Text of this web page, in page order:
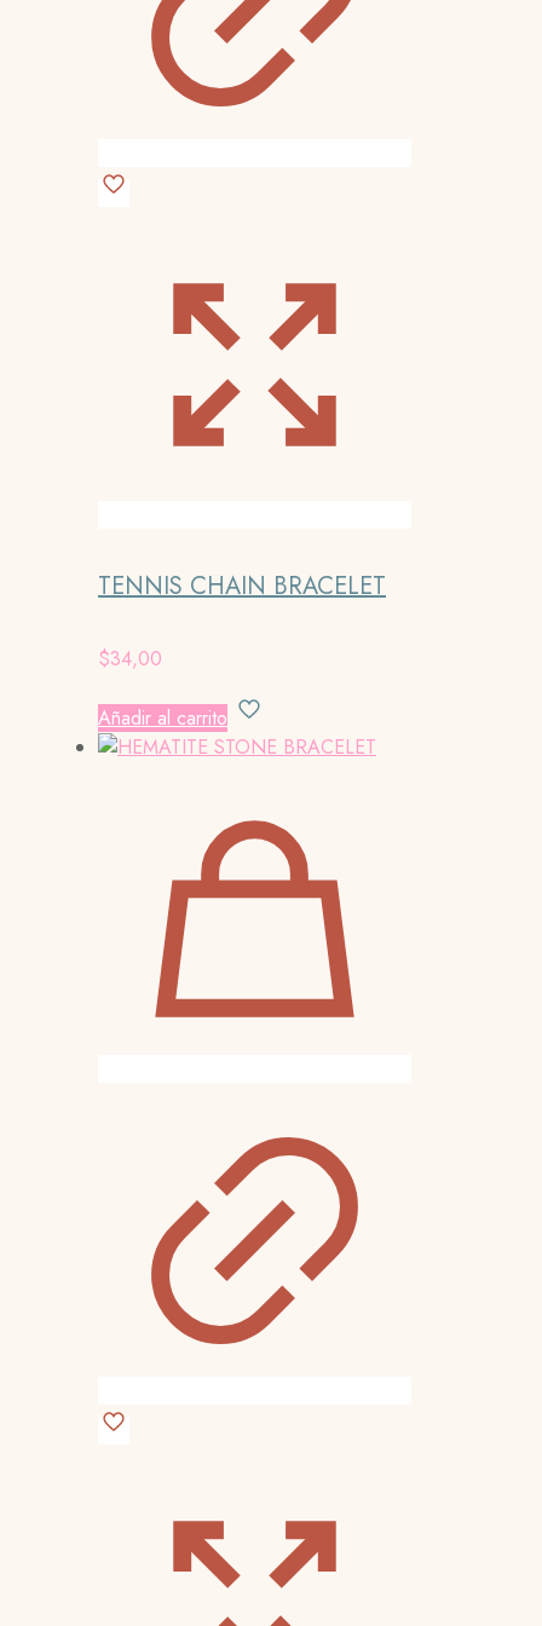
TENNIS CHAIN BRACELET
$34,00
Añadir al carrito